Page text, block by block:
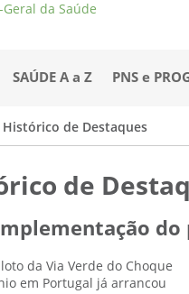
SAÚDE A a Z PNS e
Histórico de Destaques
de